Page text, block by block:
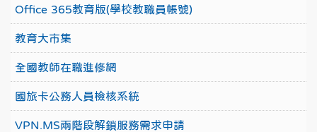
Office 365教育版(學校教職員帳號)
教育大市集
全國教師在職進修網
國旅卡公務人員檢核系統
VPN.MS兩階段解鎖服務需求申請